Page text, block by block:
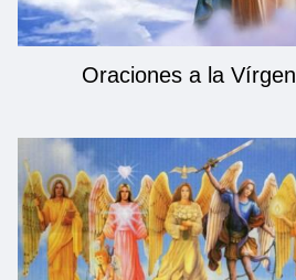
Oraciones a la